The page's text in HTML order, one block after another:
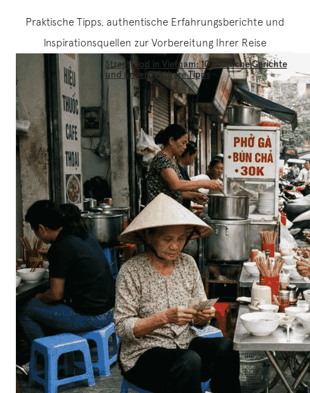
Praktische Tipps, authentische Erfahrungsberichte und
Inspirationsquellen zur Vorbereitung Ihrer Reise
Streetfood in Vietnam: 10 köstliche Gerichte
und unverzichtbare Tipps